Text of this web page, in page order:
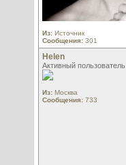
Из: Источник
Сообщения: 301
Helen
Активный пользователь
Из: Москва
Сообщения: 733